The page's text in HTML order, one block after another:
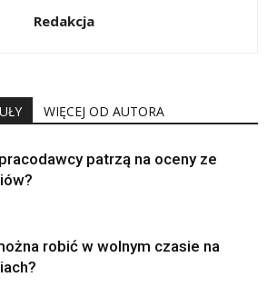
Redakcja
WIĘCEJ OD AUTORA
patrzą na oceny ze
robić w wolnym czasie na